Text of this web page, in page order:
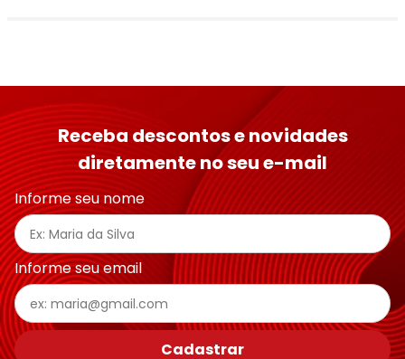
★★★★★
Seu nome
Endereço de email
Escreva uma avaliação
Receba descontos e novidades
diretamente no seu e-mail
Informe seu nome
Informe seu email
Cadastrar